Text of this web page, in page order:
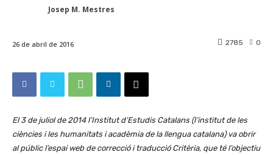
Josep M. Mestres
26 de abril de 2016 0
2785
El 3 de juliol de 2014 l’Institut d’Estudis Catalans (l’institut de les
ciències i les humanitats i acadèmia de la llengua catalana) va obrir
al públic l’espai web de correcció i traducció Critèria, que té l’objectiu